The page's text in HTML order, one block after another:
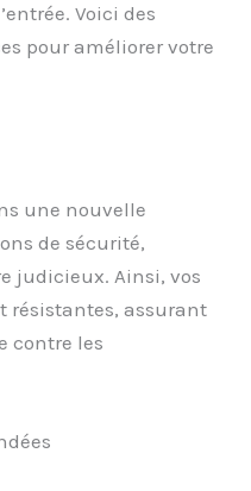
Voici des
pour améliorer votre
une nouvelle
de sécurité,
judicieux. Ainsi, vos
résistantes, assurant
contre les